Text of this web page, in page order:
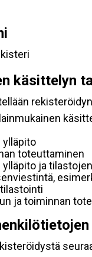
käsittelyn
ylläpito
toteuttaminen
ylläpito ja
ja toiminnan